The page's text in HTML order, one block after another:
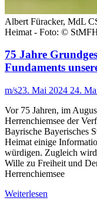
Albert Füracker, MdL
Heimat - Foto: ©
75 Jahre
Fundaments
m/s23. Mai 2024 24.
Vor 75 Jahren, im
Herrenchiemsee der
Bayrische Bayerisches
Heimat einige
würdigen. Zugleich
Wille zu Freiheit und
Herrenchiemsee
Weiterlesen